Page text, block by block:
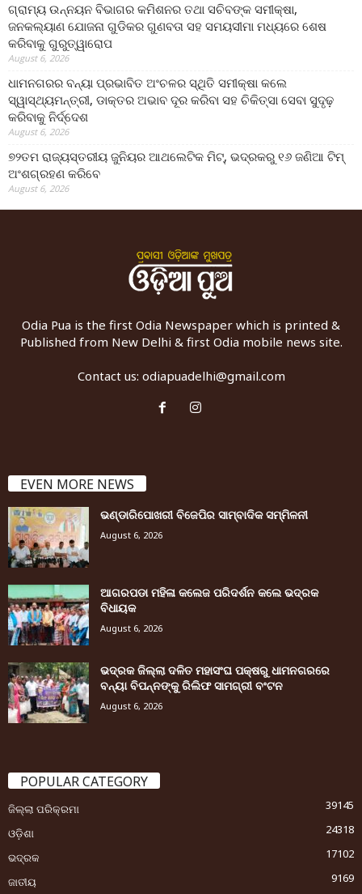
ଗ୍ରାମ୍ୟ ଉନ୍ନୟନ ବିଭାଗର କମିଶନର ତଥା ସଚିବଙ୍କ ସମୀକ୍ଷା,
ଜନକଲ୍ୟାଣ ଯୋଜନା ଗୁଡିକର ଗୁଣବତା ସହ ସମୟସୀମା ମଧ୍ୟରେ ଶେଷ
କରିବାକୁ ଗୁରୁତ୍ୱାରୋପ
August 6, 2026
ଧାମନଗରର ବନ୍ୟା ପ୍ରଭାବିତ ଅଂଚଳର ସ୍ଥିତି ସମୀକ୍ଷା କଲେ
ସ୍ୱାସ୍ଥ୍ୟମନ୍ତ୍ରୀ, ଡାକ୍ତର ଅଭାବ ଦୂର କରିବା ସହ ଚିକିତ୍ସା ସେବା ସୁଦୃଢ଼
କରିବାକୁ ନିର୍ଦ୍ଦେଶ
August 6, 2026
୭୨ତମ ରାଜ୍ୟସ୍ତରୀୟ ଜୁନିୟର ଆଥଲେଟିକ ମିଟ୍‌, ଭଦ୍ରକରୁ ୧୬ ଜଣିଆ ଟିମ୍
ଅଂଶଗ୍ରହଣ କରିବେ
August 6, 2026
Odia Pua is the first Odia Newspaper which is printed &
Published from New Delhi & first Odia mobile news site.
Contact us: odiapuadelhi@gmail.com
EVEN MORE NEWS
ଭଣ୍ଡାରିପୋଖରୀ ବିଜେପିର ସାମ୍ବାଦିକ ସମ୍ମିଳନୀ
August 6, 2026
ଆଗରପଡା ମହିଳା କଲେଜ ପରିଦର୍ଶନ କଲେ ଭଦ୍ରକ
ବିଧାୟକ
August 6, 2026
ଭଦ୍ରକ ଜିଲ୍ଲା ଦଳିତ ମହାସଂଘ ପକ୍ଷରୁ ଧାମନଗରରେ
ବନ୍ୟା ବିପନ୍ନଙ୍କୁ ରିଲିଫ ସାମଗ୍ରୀ ବଂଟନ
August 6, 2026
POPULAR CATEGORY
ଜିଲ୍ଲା ପରିକ୍ରମା
39145
ଓଡ଼ିଶା
24318
ଭଦ୍ରକ
17102
ଜାତୀୟ
9169